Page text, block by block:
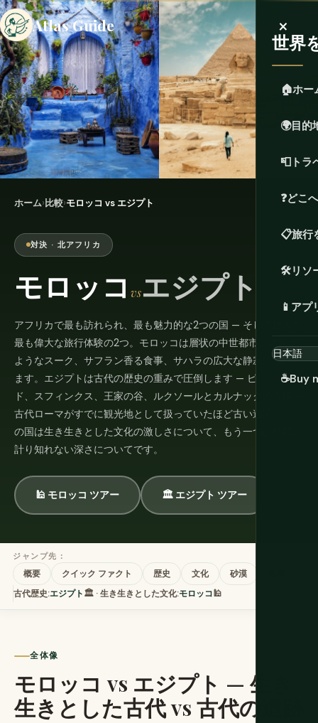
Atlas Guide ×
世界
🏠ホー
🌍目的
📮 トラ
❓どこ
📋旅行
🛠️リソ
📱 アプ
☕Buy
ホーム›比較›モロッコ vs エジプト
対決 · 北アフリカ
モロッコ vsエジプト
アフリカで最も訪れられ、最も魅力的な2つの国 — そして世界で
最も偉大な旅行体験の2つ。モロッコは層状の中世都市、迷路の
ようなスーク、サフラン香る食事、サハラの広大な静寂で誘惑し
ます。エジプトは古代の歴史の重みで圧倒します — ピラミッ
ド、スフィンクス、王家の谷、ルクソールとカルナックの寺院 —
古代ローマがすでに観光地として扱っていたほど古い遺跡。一つ
の国は生き生きとした文化の激しさについて、もう一つは時間の
計り知れない深さについてです。
🕌 モロッコ ツアー 🏛️ エジプト ツアー
ジャンプ先：
概要 クイック ファクト 歴史 文化 砂漠
古代歴史:エジプト🏛️ · 生き生きとした文化:モロッコ🕌
全体像
モロッコ vs エジプト — 生き
生きとした古代 vs 古代の遺跡